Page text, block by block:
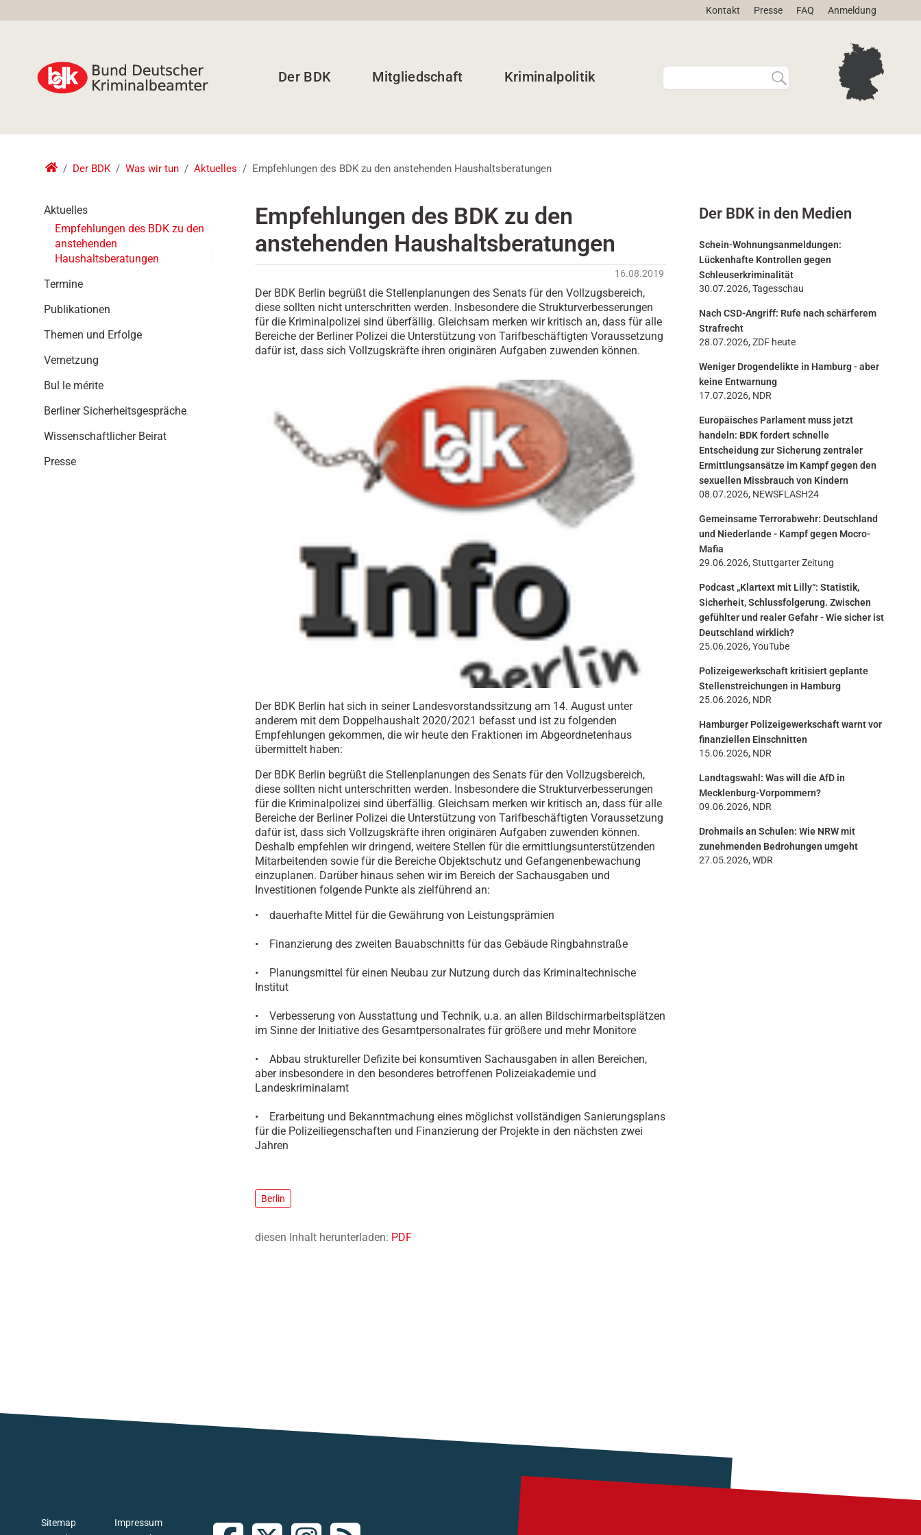
Kontakt Presse FAQ Anmeldung
Der BDK Mitgliedschaft Kriminalpolitik
W
e
c
E
r
e
Der BDK Was wir tun Aktuelles Empfehlungen des BDK zu den anstehenden Haushaltsberatungen
Empfehlungen des BDK zu den
anstehenden Haushaltsberatungen
16.08.2019
Der BDK Berlin begrüßt die Stellenplanungen des Senats für den Vollzugsbereich,
diese sollten nicht unterschritten werden. Insbesondere die Strukturverbesserungen
für die Kriminalpolizei sind überfällig. Gleichsam merken wir kritisch an, dass für alle
Bereiche der Berliner Polizei die Unterstützung von Tarifbeschäftigten Voraussetzung
dafür ist, dass sich Vollzugskräfte ihren originären Aufgaben zuwenden können.
Der BDK Berlin hat sich in seiner Landesvorstandssitzung am 14. August unter
anderem mit dem Doppelhaushalt 2020/2021 befasst und ist zu folgenden
Empfehlungen gekommen, die wir heute den Fraktionen im Abgeordnetenhaus
übermittelt haben:
Der BDK Berlin begrüßt die Stellenplanungen des Senats für den Vollzugsbereich,
diese sollten nicht unterschritten werden. Insbesondere die Strukturverbesserungen
für die Kriminalpolizei sind überfällig. Gleichsam merken wir kritisch an, dass für alle
Bereiche der Berliner Polizei die Unterstützung von Tarifbeschäftigten Voraussetzung
dafür ist, dass sich Vollzugskräfte ihren originären Aufgaben zuwenden können.
Deshalb empfehlen wir dringend, weitere Stellen für die ermittlungsunterstützenden
Mitarbeitenden sowie für die Bereiche Objektschutz und Gefangenenbewachung
einzuplanen. Darüber hinaus sehen wir im Bereich der Sachausgaben und
Investitionen folgende Punkte als zielführend an:
• dauerhafte Mittel für die Gewährung von Leistungsprämien
• Finanzierung des zweiten Bauabschnitts für das Gebäude Ringbahnstraße
• Planungsmittel für einen Neubau zur Nutzung durch das Kriminaltechnische
Institut
• Verbesserung von Ausstattung und Technik, u.a. an allen Bildschirmarbeitsplätzen
im Sinne der Initiative des Gesamtpersonalrates für größere und mehr Monitore
• Abbau struktureller Defizite bei konsumtiven Sachausgaben in allen Bereichen,
aber insbesondere in den besonderes betroffenen Polizeiakademie und
Landeskriminalamt
• Erarbeitung und Bekanntmachung eines möglichst vollständigen Sanierungsplans
für die Polizeiliegenschaften und Finanzierung der Projekte in den nächsten zwei
Jahren
Berlin
diesen Inhalt herunterladen: PDF
Aktuelles
Empfehlungen des BDK zu den
anstehenden
Haushaltsberatungen
Termine
Publikationen
Themen und Erfolge
Vernetzung
Bul le mérite
Berliner Sicherheitsgespräche
Wissenschaftlicher Beirat
Presse
Der BDK in den Medien
Schein-Wohnungsanmeldungen:
Lückenhafte Kontrollen gegen
Schleuserkriminalität
30.07.2026, Tagesschau
Nach CSD-Angriff: Rufe nach schärferem
Strafrecht
28.07.2026, ZDF heute
Weniger Drogendelikte in Hamburg - aber
keine Entwarnung
17.07.2026, NDR
Europäisches Parlament muss jetzt
handeln: BDK fordert schnelle
Entscheidung zur Sicherung zentraler
Ermittlungsansätze im Kampf gegen den
sexuellen Missbrauch von Kindern
08.07.2026, NEWSFLASH24
Gemeinsame Terrorabwehr: Deutschland
und Niederlande - Kampf gegen Mocro-
Mafia
29.06.2026, Stuttgarter Zeitung
Podcast „Klartext mit Lilly“: Statistik,
Sicherheit, Schlussfolgerung. Zwischen
gefühlter und realer Gefahr - Wie sicher ist
Deutschland wirklich?
25.06.2026, YouTube
Polizeigewerkschaft kritisiert geplante
Stellenstreichungen in Hamburg
25.06.2026, NDR
Hamburger Polizeigewerkschaft warnt vor
finanziellen Einschnitten
15.06.2026, NDR
Landtagswahl: Was will die AfD in
Mecklenburg-Vorpommern?
09.06.2026, NDR
Drohmails an Schulen: Wie NRW mit
zunehmenden Bedrohungen umgeht
27.05.2026, WDR
Sitemap
Impressum